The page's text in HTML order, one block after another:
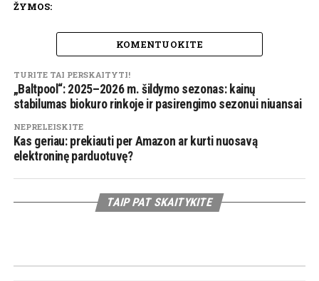
ŽYMOS:
KOMENTUOKITE
TURITE TAI PERSKAITYTI!
„Baltpool“: 2025–2026 m. šildymo sezonas: kainų
stabilumas biokuro rinkoje ir pasirengimo sezonui niuansai
NEPRELEISKITE
Kas geriau: prekiauti per Amazon ar kurti nuosavą
elektroninę parduotuvę?
TAIP PAT SKAITYKITE